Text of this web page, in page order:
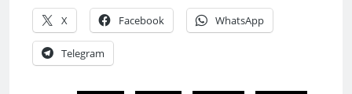
X Facebook WhatsApp
Telegram